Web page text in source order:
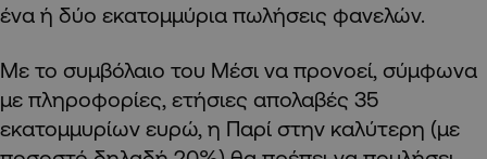
ένα ή δύο εκατομμύρια πωλήσεις φανελών.
Με το συμβόλαιο του Μέσι να προνοεί, σύμφωνα
με πληροφορίες, ετήσιες απολαβές 35
εκατομμυρίων ευρώ, η Παρί στην καλύτερη (με